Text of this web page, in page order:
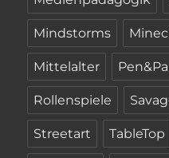
Mindstorms
Mittelalter
Rollenspiele
Streetart TableTop